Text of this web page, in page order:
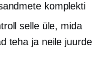
komplekti
selle üle, mida
teha ja neile juurde